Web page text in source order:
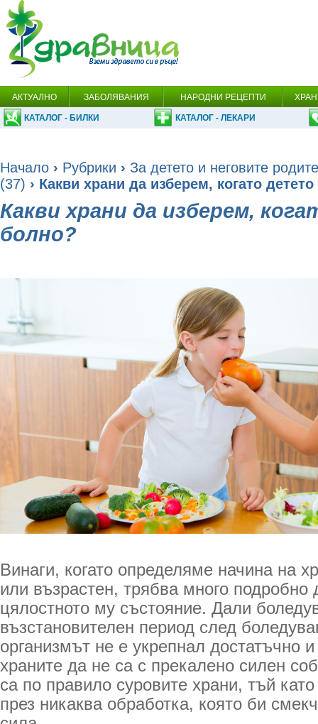
АКТУАЛНО ЗАБОЛЯВАНИЯ НАРОДНИ РЕЦЕПТИ
КАТАЛОГ - БИЛКИ КАТАЛОГ - ЛЕКАРИ
Начало › Рубрики › За детето и неговите
(37) › Какви храни да изберем, когато
Какви храни да изберем,
болно?
Винаги, когато определяме начина на
или възрастен, трябва много подробно
цялостното му състояние. Дали
възстановителен период след
организмът не е укрепнал достатъчно
храните да не са с прекалено силен
са по правило суровите храни, тъй
през никаква обработка, която би